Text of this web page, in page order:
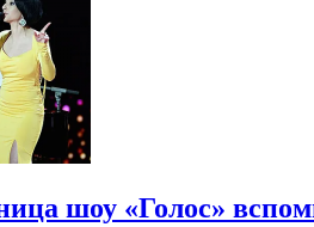
шоу «Голос»